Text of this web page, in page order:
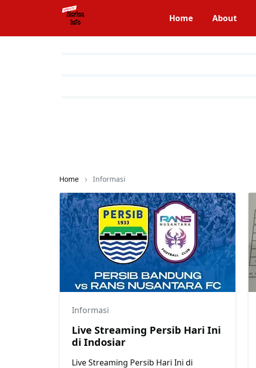
Home About
Home Informasi
Informasi
Live Streaming Persib Hari Ini
di Indosiar
Live Streaming Persib Hari Ini di